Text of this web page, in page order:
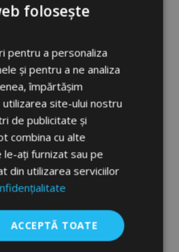
No.77 pentru LEXUS
2014-up (3 buc)
lei
In Cos
folosește
pentru a personaliza
și pentru a ne analiza
împărtășim
site-ului nostru
de publicitate și
combina cu alte
le-ați furnizat sau pe
din utilizarea serviciilor
ACCEPTĂ TOATE